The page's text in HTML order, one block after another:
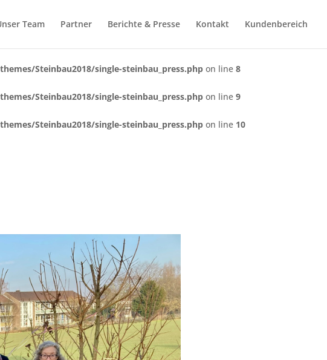
Team Partner Berichte & Presse Kontakt Kundenbereich
Steinbau2018/single-steinbau_press.php on line 8
Steinbau2018/single-steinbau_press.php on line 9
Steinbau2018/single-steinbau_press.php on line 10